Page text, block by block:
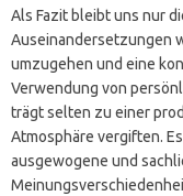
Als Fazit bleibt uns nur
Auseinandersetzungen
umzugehen und eine
Verwendung von
trägt selten zu einer
Atmosphäre vergiften.
ausgewogene und